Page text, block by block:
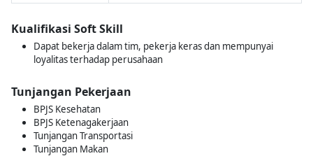
Kualifikasi Soft Skill
Dapat bekerja dalam tim, pekerja keras dan mempunyai
loyalitas terhadap perusahaan
Tunjangan Pekerjaan
BPJS Kesehatan
BPJS Ketenagakerjaan
Tunjangan Transportasi
Tunjangan Makan